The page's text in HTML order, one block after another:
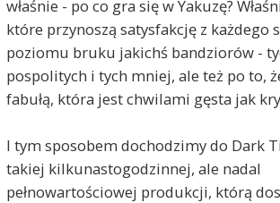
właśnie - po co gra się w Yakuzę?
które przynoszą satysfakcję z każdego
poziomu bruku jakichś bandziorów -
pospolitych i tych mniej, ale też po to,
fabułą, która jest chwilami gęsta jak
I tym sposobem dochodzimy do Dark
takiej kilkunastogodzinnej, ale nadal
pełnowartościowej produkcji, którą